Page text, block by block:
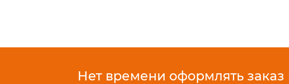
Нет времени оформлять заказ